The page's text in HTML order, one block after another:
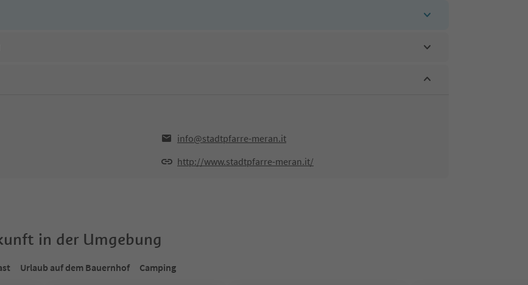
info@stadtpfarre-meran.it
http://www.stadtpfarre-meran.it/
in der Umgebung
Urlaub auf dem Bauernhof Camping